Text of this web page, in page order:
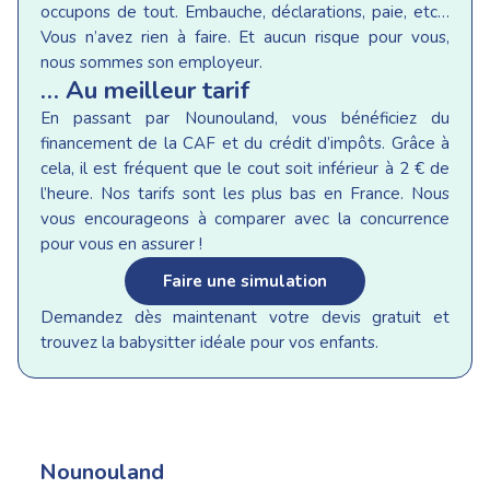
occupons de tout. Embauche, déclarations, paie, etc…
Vous n’avez rien à faire. Et aucun risque pour vous,
nous sommes son employeur.
… Au meilleur tarif
En passant par Nounouland, vous bénéficiez du
financement de la CAF et du crédit d’impôts. Grâce à
cela, il est fréquent que le cout soit inférieur à 2 € de
l’heure. Nos tarifs sont les plus bas en France. Nous
vous encourageons à comparer avec la concurrence
pour vous en assurer !
Faire une simulation
Demandez dès maintenant votre devis gratuit et
trouvez la babysitter idéale pour vos enfants.
Nounouland